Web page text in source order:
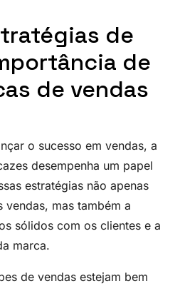
de
de
de vendas
o sucesso em vendas, a
desempenha um papel
estratégias não apenas
vendas, mas também a
sólidos com os clientes e a
marca.
de vendas estejam bem